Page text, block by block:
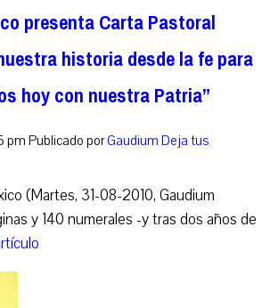
presenta Carta Pastoral
historia desde la fe para
hoy con nuestra Patria”
pm Publicado porGaudium Deja tus
(Martes, 31-08-2010, Gaudium
y 140 numerales -y tras dos años de